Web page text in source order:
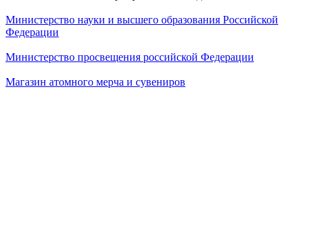
Министерство науки и высшего образования Российской
Федерации
Министерство просвещения российской Федерации
Магазин атомного мерча и сувениров